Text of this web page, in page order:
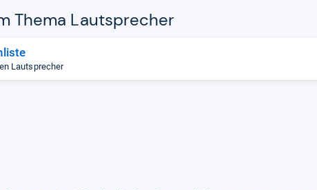
Thema Laut­spre­cher
Lautsprecher